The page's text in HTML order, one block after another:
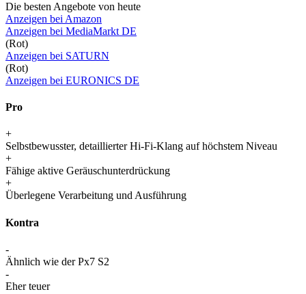
Die besten Angebote von heute
Anzeigen bei Amazon
Anzeigen bei MediaMarkt DE
(Rot)
Anzeigen bei SATURN
(Rot)
Anzeigen bei EURONICS DE
Pro
+
Selbstbewusster, detaillierter Hi-Fi-Klang auf höchstem Niveau
+
Fähige aktive Geräuschunterdrückung
+
Überlegene Verarbeitung und Ausführung
Kontra
-
Ähnlich wie der Px7 S2
-
Eher teuer